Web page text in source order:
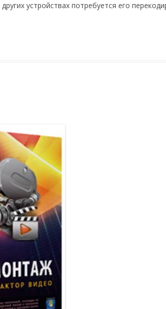
устройствах потребуется его